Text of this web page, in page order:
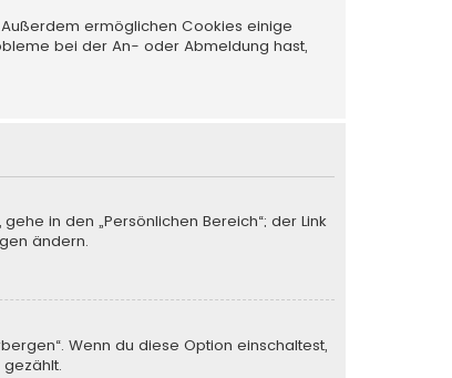
ermöglichen Cookies einige
bei der An- oder Abmeldung hast,
in den „Persönlichen Bereich“; der Link
ändern.
Wenn du diese Option einschaltest,